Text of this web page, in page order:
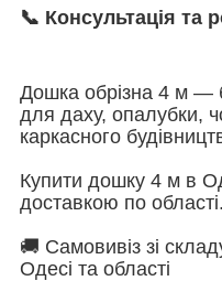
📞 Консультація та
Дошка обрізна 4 м —
для даху, опалубки,
каркасного
Купити дошку 4 м в
доставкою по області.
🚚 Самовивіз зі
Одесі та області